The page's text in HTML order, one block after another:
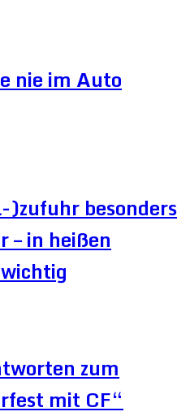
nie im Auto
)zufuhr besonders
– in heißen
zum
mit CF“